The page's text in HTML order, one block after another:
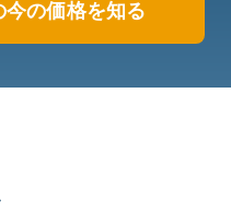
今の価格を知る